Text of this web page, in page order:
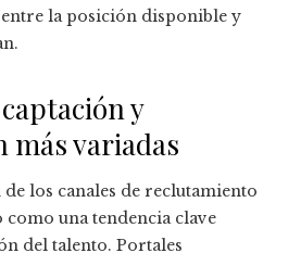
la posición disponible y
y
más variadas
los canales de reclutamiento
como una tendencia clave
del talento. Portales